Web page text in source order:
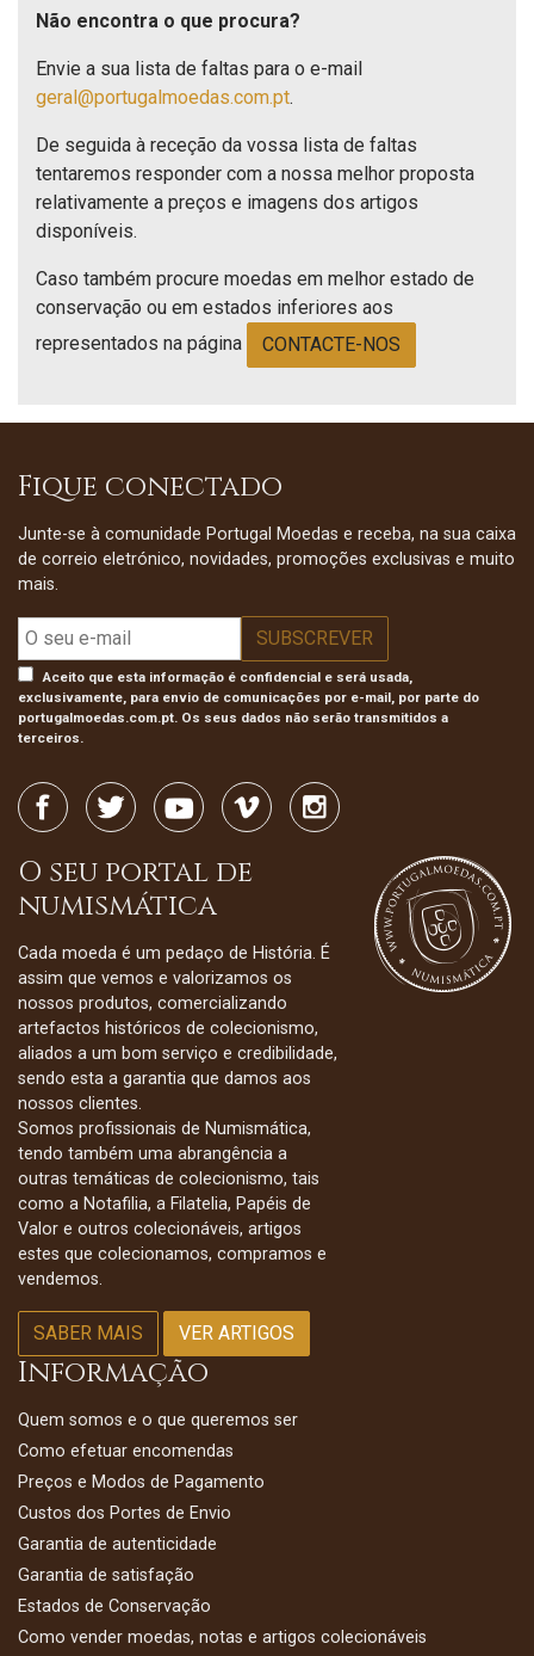
Não encontra o que procura?
Envie a sua lista de faltas para o e-mail
geral@portugalmoedas.com.pt.
De seguida à receção da vossa lista de faltas
tentaremos responder com a nossa melhor proposta
relativamente a preços e imagens dos artigos
disponíveis.
Caso também procure moedas em melhor estado de
conservação ou em estados inferiores aos
representados na página
CONTACTE-NOS
Fique conectado
Junte-se à comunidade Portugal Moedas e receba, na sua caixa
de correio eletrónico, novidades, promoções exclusivas e muito
mais.
Aceito que esta informação é confidencial e será usada,
exclusivamente, para envio de comunicações por e-mail, por parte do
portugalmoedas.com.pt. Os seus dados não serão transmitidos a
terceiros.
O seu portal de
numismática
Cada moeda é um pedaço de História. É
assim que vemos e valorizamos os
nossos produtos, comercializando
artefactos históricos de colecionismo,
aliados a um bom serviço e credibilidade,
sendo esta a garantia que damos aos
nossos clientes.
Somos profissionais de Numismática,
tendo também uma abrangência a
outras temáticas de colecionismo, tais
como a Notafilia, a Filatelia, Papéis de
Valor e outros colecionáveis, artigos
estes que colecionamos, compramos e
vendemos.
SABER MAIS VER ARTIGOS
Informação
Quem somos e o que queremos ser
Como efetuar encomendas
Preços e Modos de Pagamento
Custos dos Portes de Envio
Garantia de autenticidade
Garantia de satisfação
Estados de Conservação
Como vender moedas, notas e artigos colecionáveis